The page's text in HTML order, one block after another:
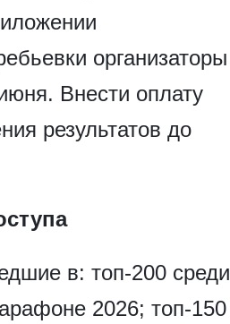
организаторы
Внести оплату
результатов до
в: топ-200 среди
2026; топ-150